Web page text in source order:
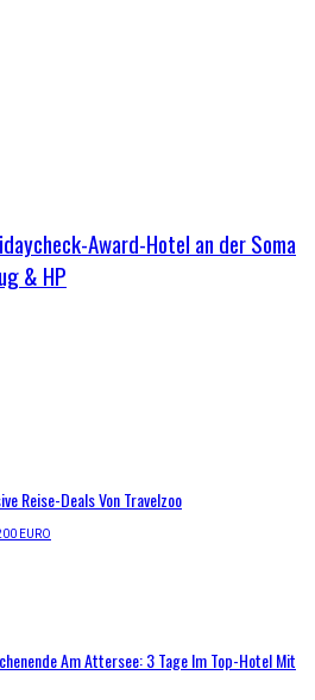
Award-Hotel an der Soma
& HP
Reise-Deals Von Travelzoo
EURO
Am Attersee: 3 Tage Im Top-Hotel Mit